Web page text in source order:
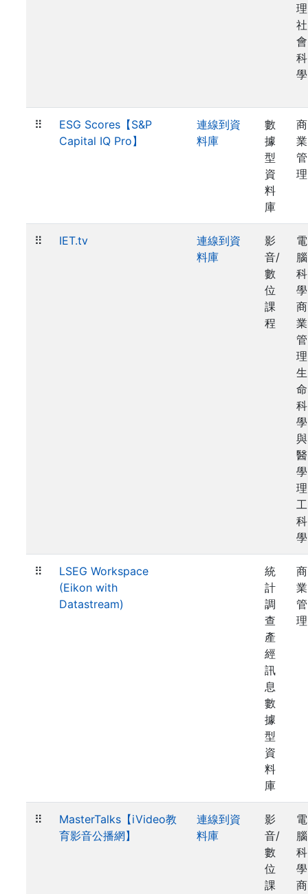
理
社
會
科
學
⠿
ESG Scores【S&P
Capital IQ Pro】
連線到資
料庫
數
據
型
資
料
庫
商
業
管
理
⠿ IET.tv
連線到資
料庫
影
音/
數
位
課
程
電
腦
科
學
商
業
管
理
生
命
科
學
與
醫
學
理
工
科
學
⠿
LSEG Workspace
(Eikon with
Datastream)
統
計
調
查
產
經
訊
息
數
據
型
資
料
庫
商
業
管
理
⠿
MasterTalks【iVideo教
育影音公播網】
連線到資
料庫
影
音/
數
位
課
電
腦
科
學
商